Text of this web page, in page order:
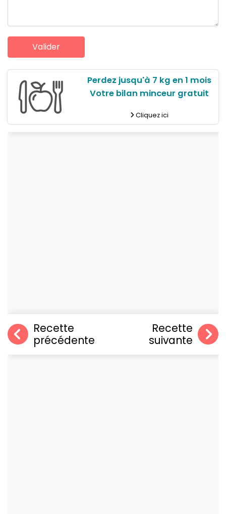
Perdez jusqu'à 7 kg en 1 mois
Votre bilan minceur gratuit
Cliquez ici
Recette
précédente
Recette
suivante